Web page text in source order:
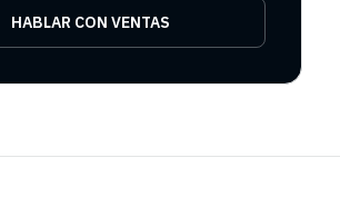
HABLAR CON VENTAS